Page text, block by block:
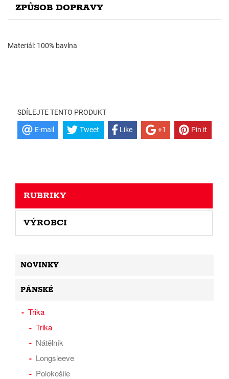
ZPŮSOB DOPRAVY
Materiál: 100% bavlna
SDÍLEJTE TENTO PRODUKT
E-mail Tweet Like +1 Pin it
RUBRIKY
VÝROBCI
NOVINKY
PÁNSKÉ
Trika
Trika
Nátělník
Longsleeve
Polokošile